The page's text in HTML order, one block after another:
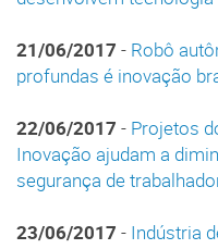
21/06/2017 - Robô
profundas é inovação
22/06/2017 - Projetos
Inovação ajudam a
segurança de
23/06/2017 - Indústria